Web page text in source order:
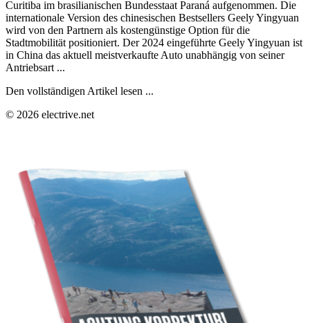
Curitiba im brasilianischen Bundesstaat Paraná aufgenommen. Die
internationale Version des chinesischen Bestsellers Geely Yingyuan
wird von den Partnern als kostengünstige Option für die
Stadtmobilität positioniert. Der 2024 eingeführte Geely Yingyuan ist
in China das aktuell meistverkaufte Auto unabhängig von seiner
Antriebsart ...
Den vollständigen Artikel lesen ...
© 2026 electrive.net